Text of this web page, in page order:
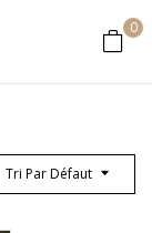
0
Tri Par Défaut